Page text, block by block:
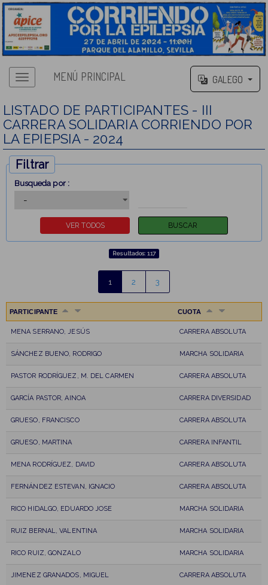
MENÚ PRINCIPAL GALEGO
LISTADO DE PARTICIPANTES - III
CARRERA SOLIDARIA CORRIENDO POR
LA EPIEPSIA - 2024
Filtrar
Busqueda por :
Resultados: 117
1 2 3
PARTICIPANTE CUOTA
MENA SERRANO, JESÚS CARRERA ABSOLUTA
SÁNCHEZ BUENO, RODRIGO MARCHA SOLIDARIA
PASTOR RODRÍGUEZ, M. DEL CARMEN CARRERA ABSOLUTA
GARCÍA PASTOR, AINOA CARRERA DIVERSIDAD
GRUESO, FRANCISCO CARRERA ABSOLUTA
GRUESO, MARTINA CARRERA INFANTIL
MENA RODRÍGUEZ, DAVID CARRERA ABSOLUTA
FERNÁNDEZ ESTEVAN, IGNACIO CARRERA ABSOLUTA
RICO HIDALGO, EDUARDO JOSE MARCHA SOLIDARIA
RUIZ BERNAL, VALENTINA MARCHA SOLIDARIA
RICO RUIZ, GONZALO MARCHA SOLIDARIA
JIMENEZ GRANADOS, MIGUEL CARRERA ABSOLUTA